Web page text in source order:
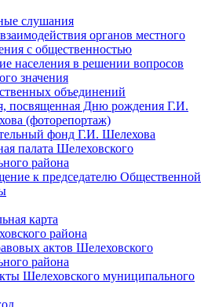
слушания
органов местного
с общественностью
населения в решении вопросов
значения
объединений
посвященная Дню рождения Г.И.
(фоторепортаж)
фонд Г.И. Шелехова
палата Шелеховского
района
к председателю Общественной
карта
района
актов Шелеховского
района
Шелеховского муниципального